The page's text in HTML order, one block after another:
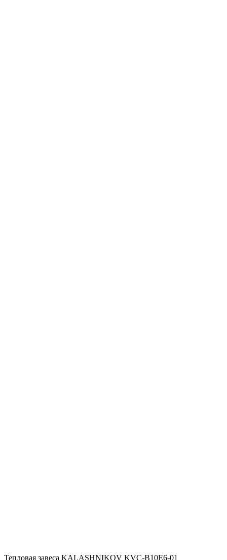
Тепловая завеса KALASHNIKOV KVС-B10E6-01